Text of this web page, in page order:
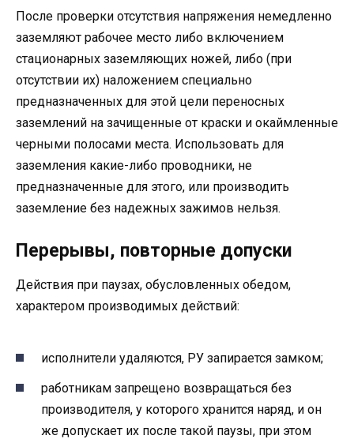
После проверки отсутствия напряжения немедленно
заземляют рабочее место либо включением
стационарных заземляющих ножей, либо (при
отсутствии их) наложением специально
предназначенных для этой цели переносных
заземлений на зачищенные от краски и окаймленные
черными полосами места. Использовать для
заземления какие-либо проводники, не
предназначенные для этого, или производить
заземление без надежных зажимов нельзя.
Перерывы, повторные допуски
Действия при паузах, обусловленных обедом,
характером производимых действий:
исполнители удаляются, РУ запирается замком;
работникам запрещено возвращаться без
производителя, у которого хранится наряд, и он
же допускает их после такой паузы, при этом